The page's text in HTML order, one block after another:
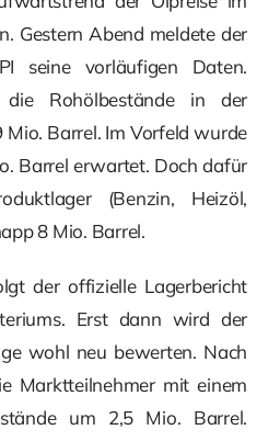
Gestern Abend meldete der
seine vorläufigen Daten.
die Rohölbestände in der
Barrel. Im Vorfeld wurde
Barrel erwartet. Doch dafür
(Benzin, Heizöl,
8 Mio. Barrel.
der offizielle Lagerbericht
Erst dann wird der
wohl neu bewerten. Nach
Marktteilnehmer mit einem
um 2,5 Mio. Barrel.